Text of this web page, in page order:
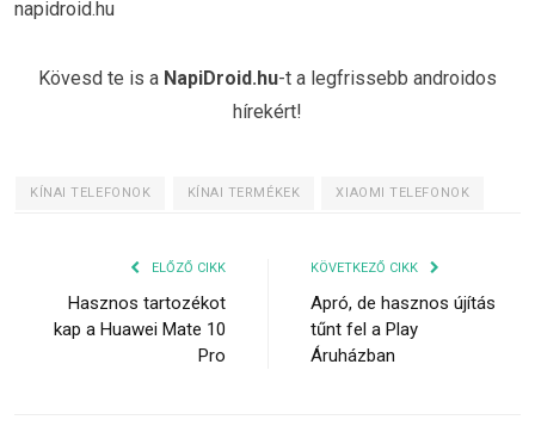
napidroid.hu
Kövesd te is a NapiDroid.hu-t a legfrissebb androidos
hírekért!
KÍNAI TELEFONOK KÍNAI TERMÉKEK XIAOMI TELEFONOK
ELŐZŐ CIKK
Hasznos tartozékot
kap a Huawei Mate 10
Pro
KÖVETKEZŐ CIKK
Apró, de hasznos újítás
tűnt fel a Play
Áruházban